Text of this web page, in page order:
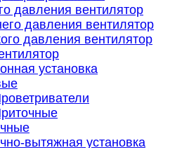
давления вентилятор
давления вентилятор
давления вентилятор
установка
вытяжная установка